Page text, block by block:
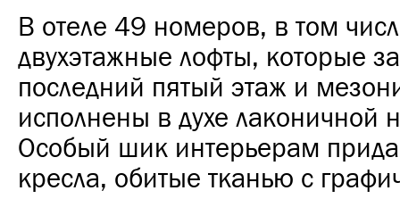
В отеле 49 номеров, в том
двухэтажные лофты, которые
последний пятый этаж и
исполнены в духе лаконичной
Особый шик интерьерам
кресла, обитые тканью с